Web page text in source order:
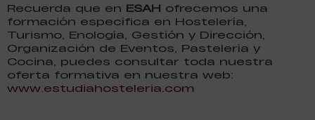
Recuerda que en ESAH ofrecemos una
formación específica en Hostelería,
Turismo, Enología, Gestión y Dirección,
Organización de Eventos, Pastelería y
Cocina, puedes consultar toda nuestra
oferta formativa en nuestra web:
www.estudiahosteleria.com